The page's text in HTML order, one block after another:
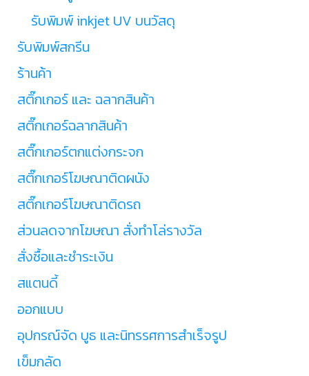
รับพิมพ์ inkjet UV บนวัสดุ
รับพิมพ์สกรีน
ร้านค้า
สติ๊กเกอร์ และ ฉลากสินค้า
สติ๊กเกอร์ฉลากสินค้า
สติ๊กเกอร์ตกแต่งกระจก
สติ๊กเกอร์โฆษณาติดผนัง
สติ๊กเกอร์โฆษณาติดรถ
ส่วนลดจากโฆษณา สั่งทำโล่รางวัล
สั่งซื้อและชำระเงิน
สแตนดี้
ออกแบบ
อุปกรณ์จัด บูธ และนิทรรศการสำเร็จรูป
เข็มกลัด